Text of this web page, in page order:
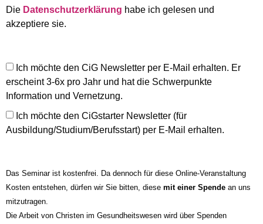
Die Datenschutzerklärung habe ich gelesen und
akzeptiere sie.
Ich möchte den CiG Newsletter per E-Mail erhalten. Er
erscheint 3-6x pro Jahr und hat die Schwerpunkte
Information und Vernetzung.
Ich möchte den CiGstarter Newsletter (für
Ausbildung/Studium/Berufsstart) per E-Mail erhalten.
Das Seminar ist kostenfrei. Da dennoch für diese Online-Veranstaltung
Kosten entstehen, dürfen wir Sie bitten, diese mit einer Spende an uns
mitzutragen.
Die Arbeit von Christen im Gesundheitswesen wird über Spenden